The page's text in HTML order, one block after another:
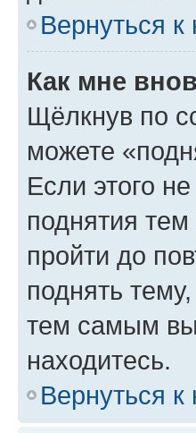
Вернуться к
Как мне
Щёлкнув по
можете
Если этого
поднятия
пройти до
поднять
тем самым вы
находитесь.
Вернуться к